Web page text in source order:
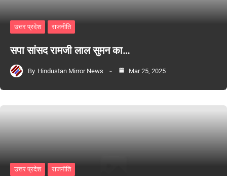
उत्तर प्रदेश राजनीति
सपा सांसद रामजी लाल सुमन का…
By Hindustan Mirror News Mar 25, 2025
उत्तर प्रदेश राजनीति